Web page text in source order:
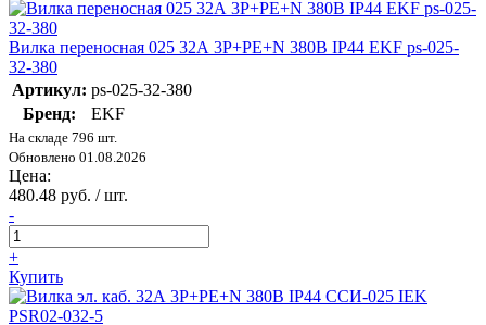
Вилка переносная 025 32А 3P+PE+N 380В IP44 EKF ps-025-
32-380
Артикул: ps-025-32-380
Бренд:
EKF
На складе 796 шт.
Обновлено 01.08.2026
Цена:
480.48 руб. / шт.
-
+
Купить